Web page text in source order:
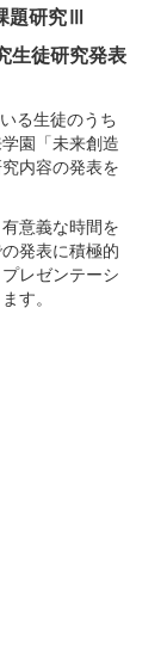
題研究Ⅲ
生徒研究発表
る生徒のうち
園「未来創造
内容の発表を
意義な時間を
発表に積極的
レゼンテーシ
す。